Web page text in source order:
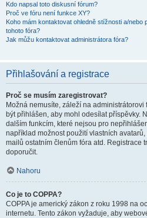
Kdo napsal toto diskusní fórum?
Proč ve fóru není funkce XY?
Koho mám kontaktovat ohledně stížnosti a/
tohoto fóra?
Jak můžu kontaktovat administrátora fóra?
Přihlašování a registrace
Proč se musím zaregistrovat?
Možná nemusíte, záleží na
být přihlášen, aby mohl odesílat příspěvky.
dalším funkcím, které nejsou pro
například možnost použití vlastních
mailů ostatním členům fóra atd. Registrace
doporučit.
Nahoru
Co je to COPPA?
COPPA je americký zákon z roku 1998 na
internetu. Tento zákon vyžaduje, aby